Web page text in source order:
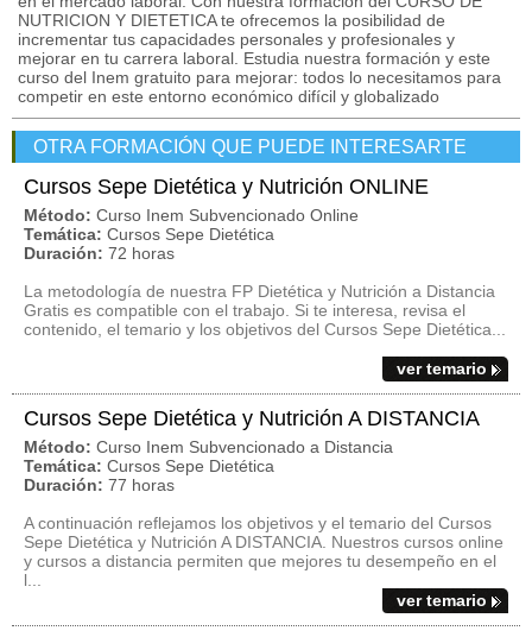
NUTRICION Y DIETETICA te ofrecemos la posibilidad de
incrementar tus capacidades personales y profesionales y
mejorar en tu carrera laboral. Estudia nuestra formación y este
curso del Inem gratuito para mejorar: todos lo necesitamos para
competir en este entorno económico difícil y globalizado
OTRA FORMACIÓN QUE PUEDE INTERESARTE
Cursos Sepe Dietética y Nutrición ONLINE
Método: Curso Inem Subvencionado Online
Temática: Cursos Sepe Dietética
Duración: 72 horas
La metodología de nuestra FP Dietética y Nutrición a Distancia
Gratis es compatible con el trabajo. Si te interesa, revisa el
contenido, el temario y los objetivos del Cursos Sepe Dietética...
ver temario
Cursos Sepe Dietética y Nutrición A DISTANCIA
Método: Curso Inem Subvencionado a Distancia
Temática: Cursos Sepe Dietética
Duración: 77 horas
A continuación reflejamos los objetivos y el temario del Cursos
Sepe Dietética y Nutrición A DISTANCIA. Nuestros cursos online
y cursos a distancia permiten que mejores tu desempeño en el
l...
ver temario